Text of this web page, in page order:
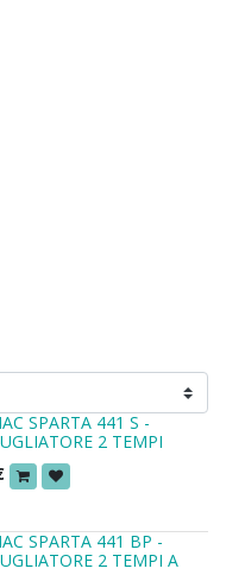
SPARTA 441 S -
2 TEMPI
SPARTA 441 BP -
2 TEMPI A